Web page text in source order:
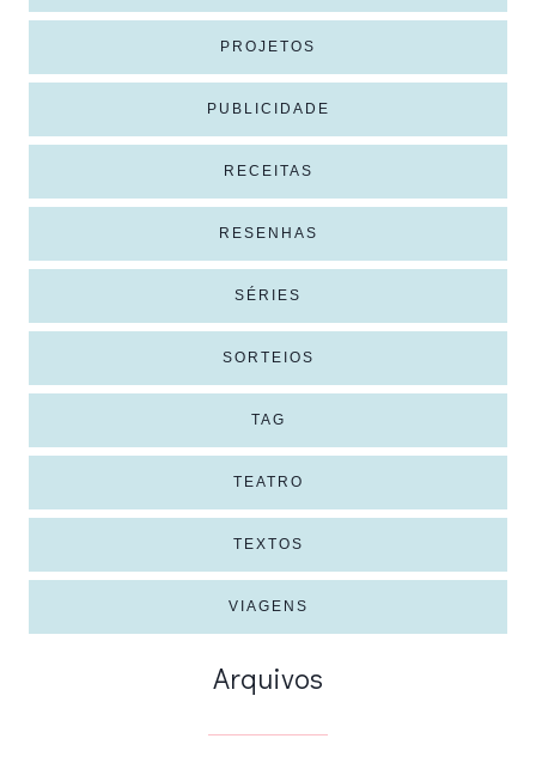
PROJETOS
PUBLICIDADE
RECEITAS
RESENHAS
SÉRIES
SORTEIOS
TAG
TEATRO
TEXTOS
VIAGENS
Arquivos